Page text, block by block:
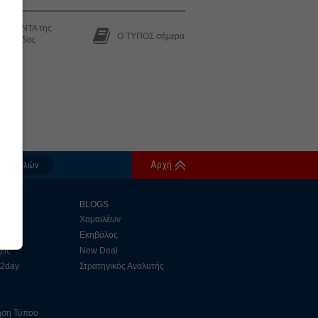
ΑΤΖΕΝΤΑ της
Ο ΤΥΠΟΣ σήμερα
Μελών Αρχή
Τύπου
BLOGS
Χαμαιλέων
Εκηβόλος
New Deal
Στρατηγικός Αναλυτής